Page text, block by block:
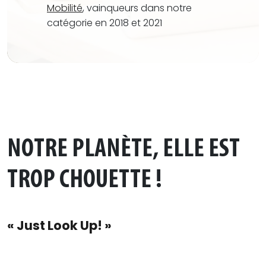
Mobilité, vainqueurs dans notre
catégorie en 2018 et 2021
NOTRE PLANÈTE, ELLE EST
TROP CHOUETTE !
« Just Look Up! »